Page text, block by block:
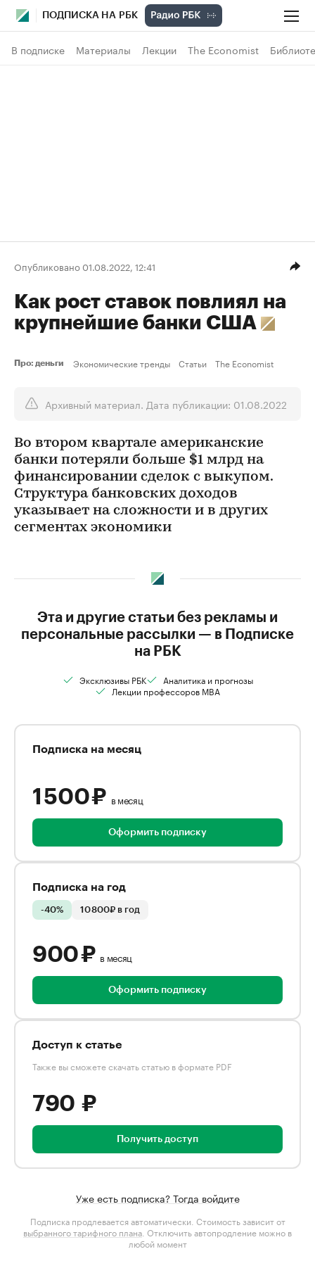
ПОДПИСКА НА РБК
В подписке Материалы Лекции The Economist
Опубликовано 01.08.2022, 12:41
Как рост ставок повлиял на
крупнейшие банки США
Про: деньги Экономические тренды Статьи The Economist
Архивный материал. Дата публикации: 01.08.2022
Во втором квартале американские
банки потеряли больше $1 млрд на
финансировании сделок с выкупом.
Структура банковских доходов
указывает на сложности и в других
сегментах экономики
Эта и другие статьи без рекламы и
персональные рассылки — в Подписке
на РБК
Эксклюзивы РБК
Аналитика и прогнозы
Лекции профессоров MBA
Подписка на месяц
1 500 ₽ в месяц
Оформить подписку
Подписка на год
-40% 10 800₽ в год
900 ₽ в месяц
Оформить подписку
Доступ к статье
Также вы сможете скачать статью в формате PDF
790 ₽
Получить доступ
Уже есть подписка? Тогда войдите
Подписка продлевается автоматически. Стоимость зависит от
выбранного тарифного плана . Отключить автопродление можно в
любой момент